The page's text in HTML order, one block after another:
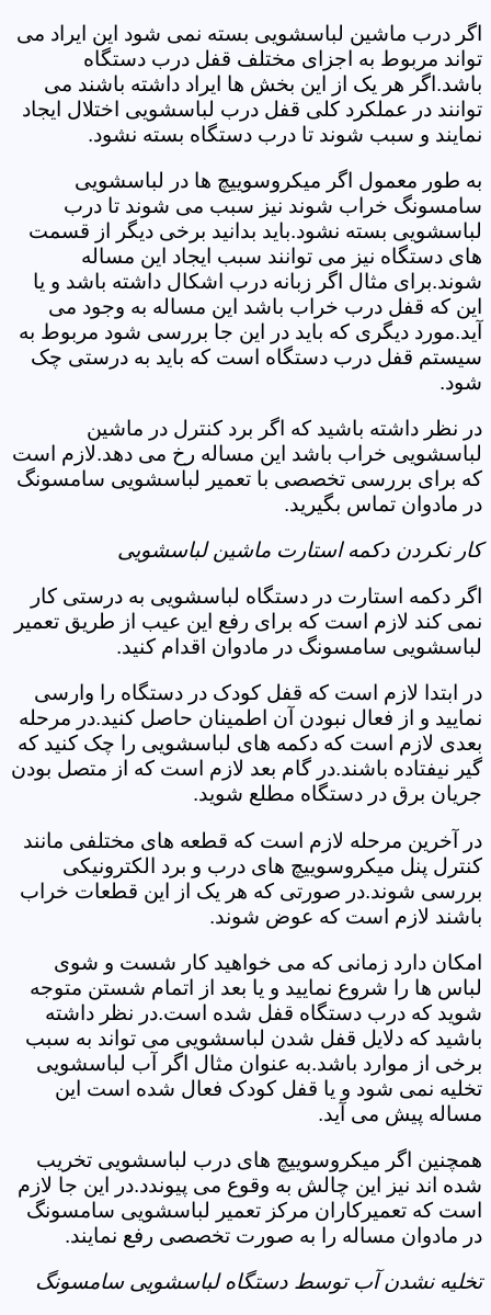
اگر درب ماشین لباسشویی بسته نمی شود این ایراد می
تواند مربوط به اجزای مختلف قفل درب دستگاه
باشد.اگر هر یک از این بخش ها ایراد داشته باشند می
توانند در عملکرد کلی قفل درب لباسشویی اختلال ایجاد
نمایند و سبب شوند تا درب دستگاه بسته نشود.
به طور معمول اگر میکروسوییچ ها در لباسشویی
سامسونگ خراب شوند نیز سبب می شوند تا درب
لباسشویی بسته نشود.باید بدانید برخی دیگر از قسمت
های دستگاه نیز می توانند سبب ایجاد این مساله
شوند.برای مثال اگر زبانه درب اشکال داشته باشد و یا
این که قفل درب خراب باشد این مساله به وجود می
آید.مورد دیگری که باید در این جا بررسی شود مربوط به
سیستم قفل درب دستگاه است که باید به درستی چک
شود.
در نظر داشته باشید که اگر برد کنترل در ماشین
لباسشویی خراب باشد این مساله رخ می دهد.لازم است
که برای بررسی تخصصی با تعمیر لباسشویی سامسونگ
در مادوان تماس بگیرید.
کار نکردن دکمه استارت ماشین لباسشویی
اگر دکمه استارت در دستگاه لباسشویی به درستی کار
نمی کند لازم است که برای رفع این عیب از طریق تعمیر
لباسشویی سامسونگ در مادوان اقدام کنید.
در ابتدا لازم است که قفل کودک در دستگاه را وارسی
نمایید و از فعال نبودن آن اطمینان حاصل کنید.در مرحله
بعدی لازم است که دکمه های لباسشویی را چک کنید که
گیر نیفتاده باشند.در گام بعد لازم است که از متصل بودن
جریان برق در دستگاه مطلع شوید.
در آخرین مرحله لازم است که قطعه های مختلفی مانند
کنترل پنل میکروسوییچ های درب و برد الکترونیکی
بررسی شوند.در صورتی که هر یک از این قطعات خراب
باشند لازم است که عوض شوند.
امکان دارد زمانی که می خواهید کار شست و شوی
لباس ها را شروع نمایید و یا بعد از اتمام شستن متوجه
شوید که درب دستگاه قفل شده است.در نظر داشته
باشید که دلایل قفل شدن لباسشویی می تواند به سبب
برخی از موارد باشد.به عنوان مثال اگر آب لباسشویی
تخلیه نمی شود و یا قفل کودک فعال شده است این
مساله پیش می آید.
همچنین اگر میکروسوییچ های درب لباسشویی تخریب
شده اند نیز این چالش به وقوع می پیوندد.در این جا لازم
است که تعمیرکاران مرکز تعمیر لباسشویی سامسونگ
در مادوان مساله را به صورت تخصصی رفع نمایند.
تخلیه نشدن آب توسط دستگاه لباسشویی سامسونگ